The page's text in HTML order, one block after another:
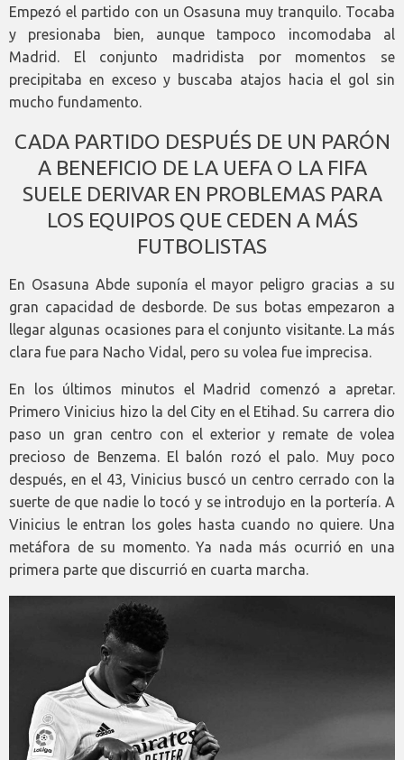
Empezó el partido con un Osasuna muy tranquilo. Tocaba
y presionaba bien, aunque tampoco incomodaba al
Madrid. El conjunto madridista por momentos se
precipitaba en exceso y buscaba atajos hacia el gol sin
mucho fundamento.
CADA PARTIDO DESPUÉS DE UN PARÓN
A BENEFICIO DE LA UEFA O LA FIFA
SUELE DERIVAR EN PROBLEMAS PARA
LOS EQUIPOS QUE CEDEN A MÁS
FUTBOLISTAS
En Osasuna Abde suponía el mayor peligro gracias a su
gran capacidad de desborde. De sus botas empezaron a
llegar algunas ocasiones para el conjunto visitante. La más
clara fue para Nacho Vidal, pero su volea fue imprecisa.
En los últimos minutos el Madrid comenzó a apretar.
Primero Vinicius hizo la del City en el Etihad. Su carrera dio
paso un gran centro con el exterior y remate de volea
precioso de Benzema. El balón rozó el palo. Muy poco
después, en el 43, Vinicius buscó un centro cerrado con la
suerte de que nadie lo tocó y se introdujo en la portería. A
Vinicius le entran los goles hasta cuando no quiere. Una
metáfora de su momento. Ya nada más ocurrió en una
primera parte que discurrió en cuarta marcha.